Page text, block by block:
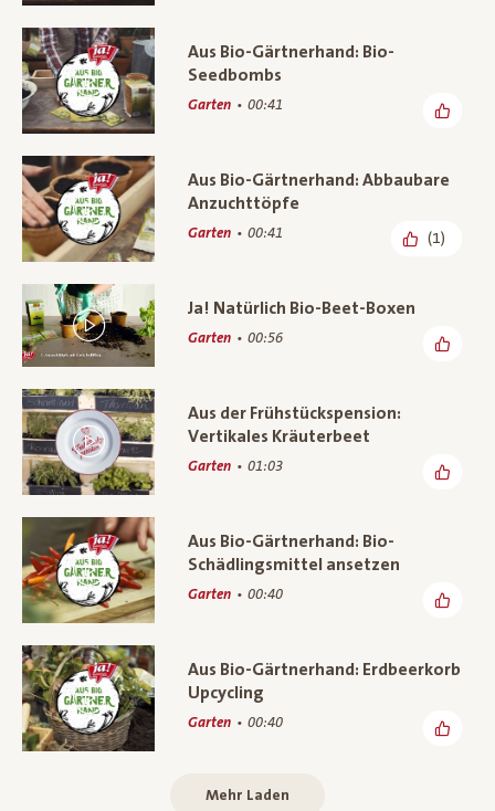
Aus Bio-Gärtnerhand: Bio-
Seedbombs
Garten 00:41
Aus Bio-Gärtnerhand: Abbaubare
Anzuchttöpfe
Garten 00:41 (1)
Ja! Natürlich Bio-Beet-Boxen
Garten 00:56
Aus der Frühstückspension:
Vertikales Kräuterbeet
Garten 01:03
Aus Bio-Gärtnerhand: Bio-
Schädlingsmittel ansetzen
Garten 00:40
Aus Bio-Gärtnerhand: Erdbeerkorb
Upcycling
Garten 00:40
Mehr Laden